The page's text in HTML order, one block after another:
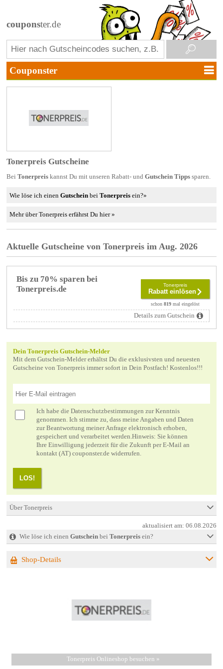
couponster.de
Tonerpreis Gutscheine
Bei Tonerpreiskannst Du mit unseren Rabatt- und Gutschein Tippssparen.
Wie löse ich einenGutschein beiTonerpreis ein?»
Mehr über Tonerpreis erfährst Du hier »
Aktuelle Gutscheine von Tonerpreis im Aug. 2026
Bis zu 70% sparen bei
Tonerpreis.de
Tonerpreis
Rabatt einlösen
schon819 mal eingelöst
Details zum Gutschein
Dein Tonerpreis Gutschein-Melder
Mit dem Gutschein-Melder erhältst Du die exklusivsten und neuesten
Gutscheine von Tonerpreis immer sofort in Dein Postfach! Kostenlos!!!
Ich habe die Datenschutzbestimmungen zur Kenntnis
genommen. Ich stimme zu, dass meine Angaben und Daten
zur Beantwortung meiner Anfrage elektronisch erhoben,
gespeichert und verarbeitet werden.Hinweis: Sie können
Ihre Einwilligung jederzeit für die Zukunft per E-Mail an
kontakt (AT) couponster.de widerrufen.
LOS!
Über Tonerpreis
aktualisiert am:06.08.2026
Wie löse ich einen Gutscheinbei Tonerpreisein?
Shop-Details
Tonerpreis Onlineshop besuchen »